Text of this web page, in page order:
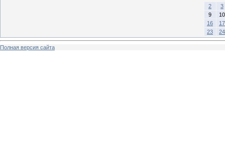
2
3
9
10
16
17
23
24
Полная версия сайта